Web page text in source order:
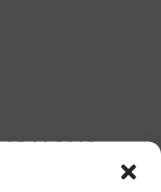
r. o